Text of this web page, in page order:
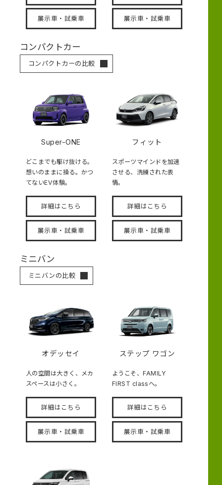
展示車・試乗車 展示車・試乗車
コンパクトカー
コンパクトカーの比較
Super-ONE
どこまでも駆け抜ける。
想いのままに操る。かつ
てないEV体験。
詳細はこちら
展示車・試乗車
フィット
スポーツマインドを加速
させる、洗練された表
情。
詳細はこちら
展示車・試乗車
ミニバン
ミニバンの比較
オデッセイ
人の空間は大きく、メカ
スペースは小さく。
詳細はこちら
展示車・試乗車
ステップ ワゴン
ようこそ、FAMILY
FIRST classへ。
詳細はこちら
展示車・試乗車